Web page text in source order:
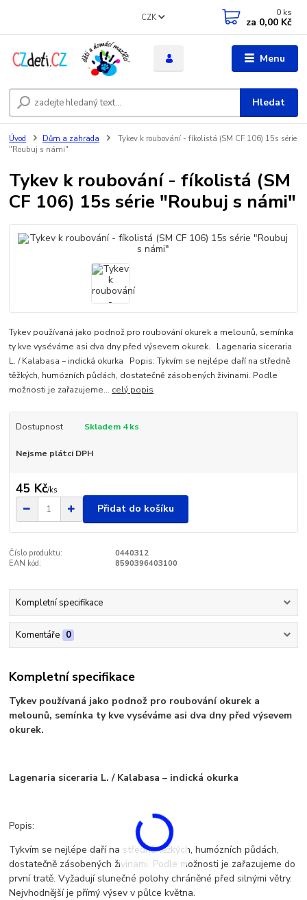
Menu
CZK
Hledat
0 ks
za 0,00 Kč
Úvod Dům a zahrada
Tykev k roubování - fíkolistá (SM CF 106) 15s série
"Roubuj s námi"
Tykev k roubování - fíkolistá (SM
CF 106) 15s série "Roubuj s námi"
Tykev používaná jako podnož pro roubování okurek a melounů, semínka
ty kve vyséváme asi dva dny před výsevem okurek. Lagenaria siceraria
L. / Kalabasa – indická okurka Popis: Tykvím se nejlépe daří na středně
těžkých, humózních půdách, dostatečně zásobených živinami. Podle
možnosti je zařazujeme... celý popis
Dostupnost Skladem 4 ks
Nejsme plátci DPH
45 Kč/ks
Přidat do košíku
Číslo produktu:
0440312
EAN kód:
8590396403100
Kompletní specifikace
Komentáře 0
Kompletní specifikace
Tykev používaná jako podnož pro roubování okurek a
melounů, semínka ty kve vyséváme asi dva dny před výsevem
okurek.
Lagenaria siceraria L. / Kalabasa – indická okurka
Popis:
Tykvím se nejlépe daří na středně těžkých, humózních půdách,
dostatečně zásobených živinami. Podle možnosti je zařazujeme do
první tratě. Vyžadují slunečné polohy chráněné před silnými větry.
Nejvhodnější je přímý výsev v půlce května.